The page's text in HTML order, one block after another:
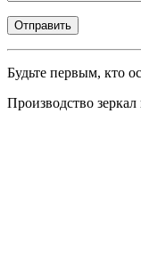
Будьте первым, кто
Производство зеркал